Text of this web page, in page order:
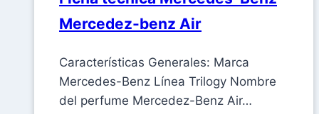
Mercedez-benz Air
Características Generales: Marca
Mercedes-Benz Línea Trilogy Nombre
del perfume Mercedez-Benz Air…